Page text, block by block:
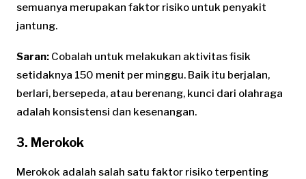
semuanya merupakan faktor risiko untuk penyakit
jantung.
Saran: Cobalah untuk melakukan aktivitas fisik
setidaknya 150 menit per minggu. Baik itu berjalan,
berlari, bersepeda, atau berenang, kunci dari olahraga
adalah konsistensi dan kesenangan.
3. Merokok
Merokok adalah salah satu faktor risiko terpenting